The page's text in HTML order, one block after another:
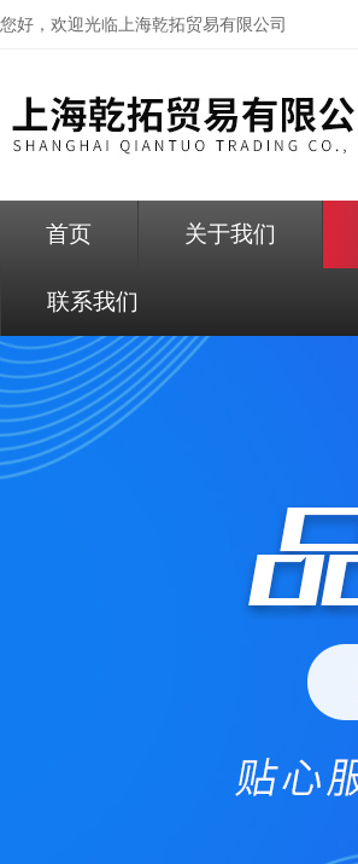
您好，欢迎光临上海乾拓贸易有限公司
首页 关于我们
联系我们